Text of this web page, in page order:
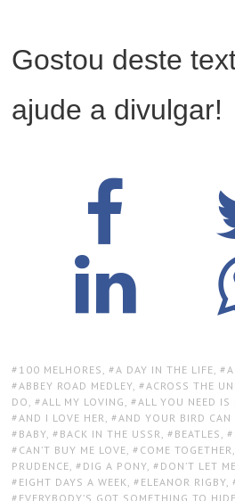
Gostou deste
ajude a divulgar!
TAGS:
100 MELHORES , A DAY IN THE LIFE,
ABBEY ROAD MEDLEY, ACROSS THE
DO , ALL MY LOVING , ALL YOU NEED IS
AND I LOVE HER, AND YOUR BIRD CAN
BABY, BACK IN THE USSR, BEATLES ,
CAN’T BUY ME LOVE, COME TOGETHER
PRUDENCE, DIG A PONY, DON’T LET
EIGHT DAYS A WEEK, ELEANOR RIGBY,
EVERYBODY’S GOT SOMETHING TO